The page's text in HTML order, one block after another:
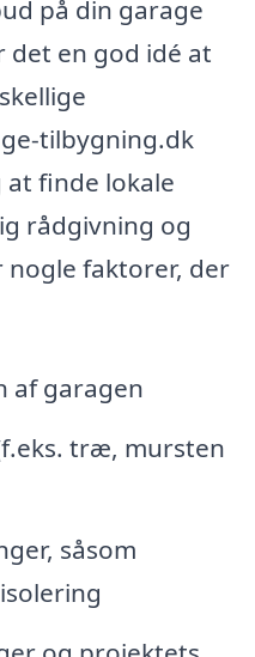
på din garage
en god idé at
tilbygning.dk
finde lokale
rådgivning og
nogle faktorer, der
af garagen
træ, mursten
såsom